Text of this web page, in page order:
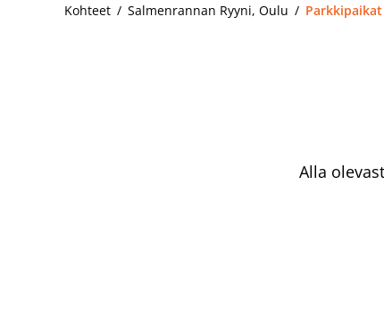
Kohteet Salmenrannan Ryyni, Oulu Parkkipaikat
Alla